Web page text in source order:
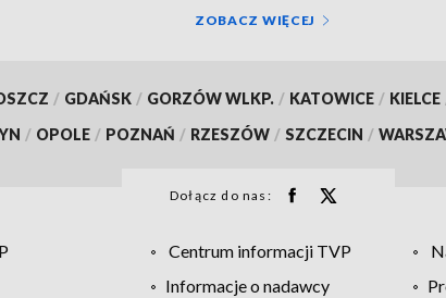
ZOBACZ WIĘCEJ
/ GDAŃSK / GORZÓW WLKP. / KATOWICE / KIELCE
/ OPOLE / POZNAŃ / RZESZÓW / SZCZECIN /
Dołącz do nas:
Centrum informacji TVP
Informacje o nadawcy